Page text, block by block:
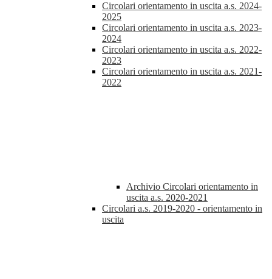
Circolari orientamento in uscita a.s. 2024-
2025
Circolari orientamento in uscita a.s. 2023-
2024
Circolari orientamento in uscita a.s. 2022-
2023
Circolari orientamento in uscita a.s. 2021-
2022
Archivio Circolari orientamento in
uscita a.s. 2020-2021
Circolari a.s. 2019-2020 - orientamento in
uscita